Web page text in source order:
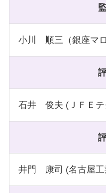
小川 順三（銀座マロ
石井 俊夫 (ＪＦＥテ
井門 康司 (名古屋工